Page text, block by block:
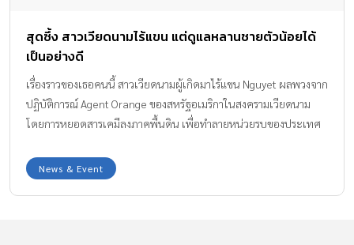
สุดซึ้ง สาวเวียดนามไร้แขน แต่ดูแลหลานชายตัวน้อยได้
เป็นอย่างดี
เรื่องราวของเธอคนนี้ สาวเวียดนามผู้เกิดมาไร้แขน Nguyet ผลพวงจาก
ปฏิบัติการณ์ Agent Orange ของสหรัฐอเมริกาในสงครามเวียดนาม
โดยการหยอดสารเคมีลงภาคพื้นดิน เพื่อทำลายหน่วยรบของประเทศ
คนเลยทีเดียว ชาวเวียดนามราวๆ 4.8 ล้านคนได้รับผลกระทบในเรื่องนี้
เสียชีวิตไปหลายพันคน และแน่นอนได้รับร้ายทางสุขภาพอีกนับล้าน
News & Event